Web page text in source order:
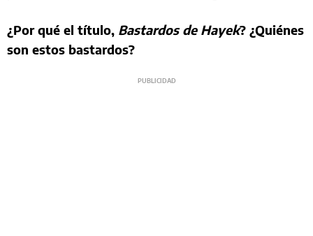
¿Por qué el título, Bastardos de Hayek? ¿Quiénes
son estos bastardos?